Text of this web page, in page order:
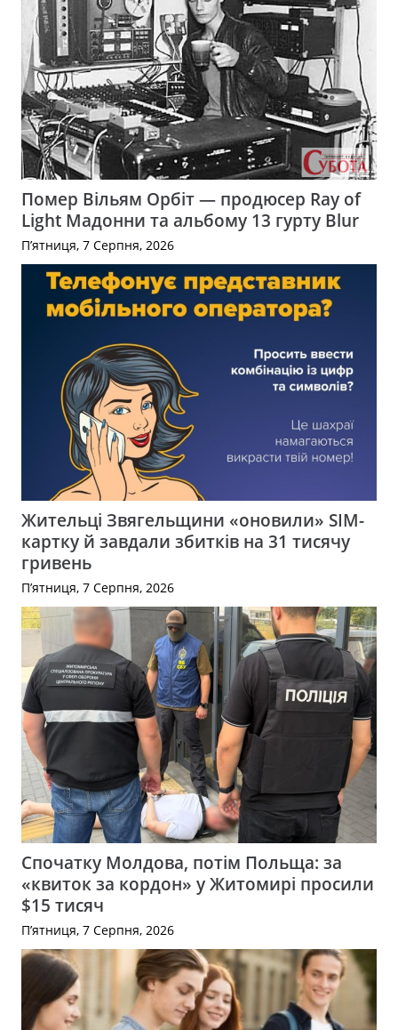
Помер Вільям Орбіт — продюсер Ray of
Light Мадонни та альбому 13 гурту Blur
П’ятниця, 7 Серпня, 2026
Жительці Звягельщини «оновили» SIM-
картку й завдали збитків на 31 тисячу
гривень
П’ятниця, 7 Серпня, 2026
Спочатку Молдова, потім Польща: за
«квиток за кордон» у Житомирі просили
$15 тисяч
П’ятниця, 7 Серпня, 2026